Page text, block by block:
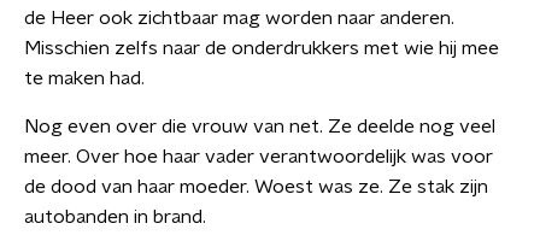
de Heer ook zichtbaar mag worden naar anderen.
Misschien zelfs naar de onderdrukkers met wie hij mee
te maken had.
Nog even over die vrouw van net. Ze deelde nog veel
meer. Over hoe haar vader verantwoordelijk was voor
de dood van haar moeder. Woest was ze. Ze stak zijn
autobanden in brand.